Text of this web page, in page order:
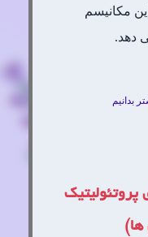
مکانیسم
دهد.
بدانیم
پروتئولیتیک
ها)